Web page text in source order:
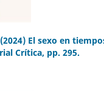
El sexo en
Crítica, pp. 295.